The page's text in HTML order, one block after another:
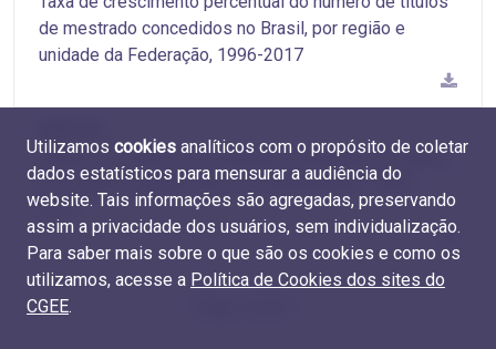
de mestrado concedidos no Brasil, por região e
unidade da Federação, 1996-2017
Número de títulos de mestrado concedidos no Brasil,
por região e grande área do conhecimento, 1996-
2017
Utilizamos cookies analíticos com o propósito de coletar
dados estatísticos para mensurar a audiência do
website. Tais informações são agregadas, preservando
assim a privacidade dos usuários, sem individualização.
Para saber mais sobre o que são os cookies e como os
utilizamos, acesse a Política de Cookies dos sites do
CGEE.